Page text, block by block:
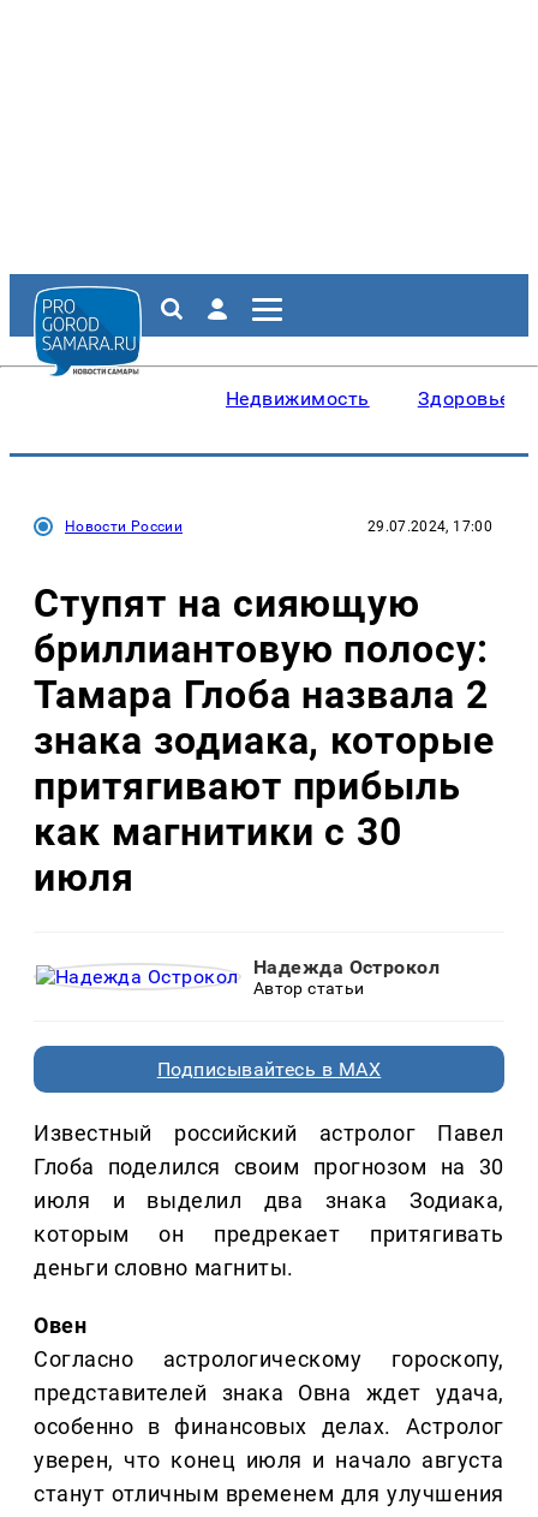
Недвижимость Здоровье
Новости России 29.07.2024, 17:00
Ступят на сияющую
бриллиантовую полосу:
Тамара Глоба назвала 2
знака зодиака, которые
притягивают прибыль
как магнитики с 30
июля
Надежда Острокол
Автор статьи
Подписывайтесь в MAX
Известный российский астролог Павел
Глоба поделился своим прогнозом на 30
июля и выделил два знака Зодиака,
которым он предрекает притягивать
деньги словно магниты.
Овен
Согласно астрологическому гороскопу,
представителей знака Овна ждет удача,
особенно в финансовых делах. Астролог
уверен, что конец июля и начало августа
станут отличным временем для улучшения